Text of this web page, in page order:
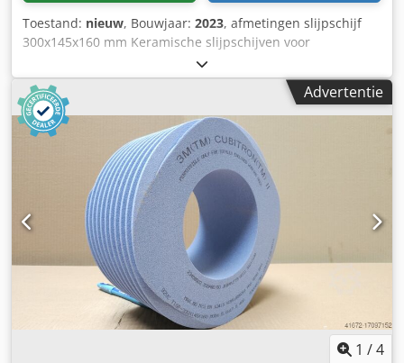
Toestand: nieuw, Bouwjaar: 2023, afmetingen slijpschijf
300x145x160 mm Keramische slijpschijven voor
tandflankslijpen - 145 mm breed Afmetingen volgens
machinetype Reishauer T1SP 300x145x160 M4 EW20° 3GG
van 3M -Profileren volgens specificatiemodule m, spoed gg,
drukhoek EW Voordelen: - Het risico op brandwonden door
slijpen is bijna nul Codpfx Ahouayu Rj Djha - Tot 50%
kortere slijptijden - 2x minder aankleedinspanning -
Verdubbel de levensduur van slijpschijven - Continue
consistente slijpprestaties - Aanzienlijk hogere
slijpparameters dan standaardgereedschappen !! ALS
NIEUW!!
Advertentie
1 /4